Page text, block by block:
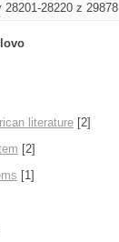
28220 z 29878
literature [2]
[2]
[1]